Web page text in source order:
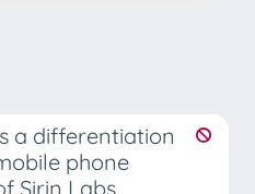
a differentiation
phone
Sirin Labs.